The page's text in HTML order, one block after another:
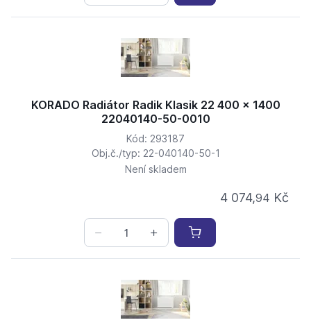
KORADO Radiátor Radik Klasik 22 400 x 1400
22040140-50-0010
Kód: 293187
Obj.č./typ: 22-040140-50-1
Není skladem
4 074,94 Kč